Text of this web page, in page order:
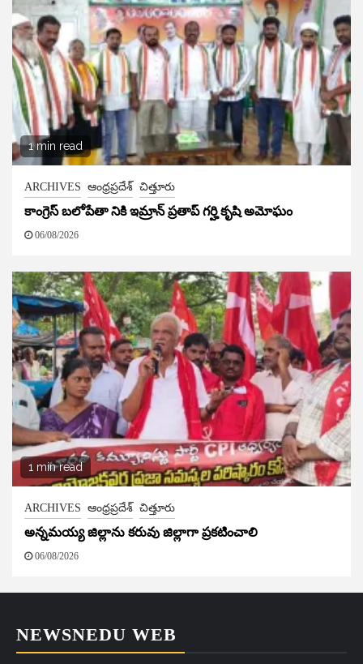
1 min read
ARCHIVES ఆంధ్రప్రదేశ్ చిత్తూరు
కాంగ్రెస్ బలోపేతా నికి ఇమ్రాన్ ప్రతాప్‌ గర్హి కృషి అమోఘం
06/08/2026
1 min read
ARCHIVES ఆంధ్రప్రదేశ్ చిత్తూరు
అన్నమయ్య జిల్లాను కరువు జిల్లాగా ప్రకటించాలి
06/08/2026
NEWSNEDU WEB